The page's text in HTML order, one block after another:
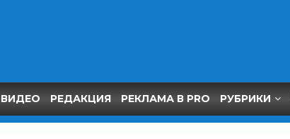
ВИДЕО РЕДАКЦИЯ РЕКЛАМА В PRO РУБРИКИ